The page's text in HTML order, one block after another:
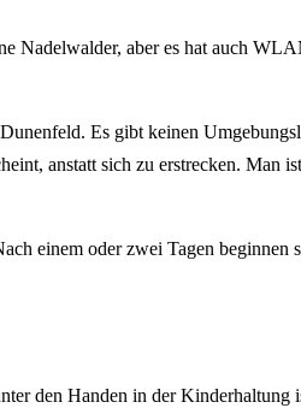
Nadelwalder, aber es hat auch
Es gibt keinen
anstatt sich zu erstrecken. Man
einem oder zwei Tagen beginnen
den Handen in der Kinderhaltung